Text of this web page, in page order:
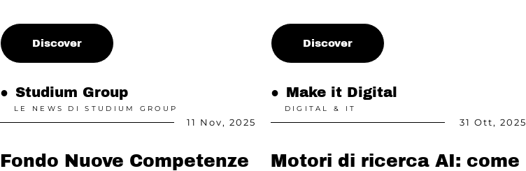
Discover Discover
● Studium Group
LE NEWS DI STUDIUM GROUP
11 Nov, 2025
Fondo Nuove Competenze
● Make it Digital
DIGITAL & IT
31 Ott, 2025
Motori di ricerca AI: come